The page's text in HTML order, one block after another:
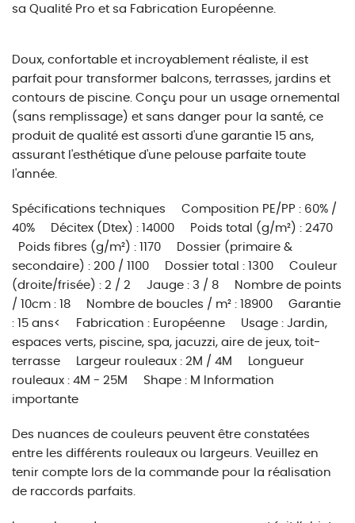
sa Qualité Pro et sa Fabrication Européenne.
Doux, confortable et incroyablement réaliste, il est
parfait pour transformer balcons, terrasses, jardins et
contours de piscine. Conçu pour un usage ornemental
(sans remplissage) et sans danger pour la santé, ce
produit de qualité est assorti d'une garantie 15 ans,
assurant l'esthétique d'une pelouse parfaite toute
l'année.
Spécifications techniques Composition PE/PP : 60% /
40% Décitex (Dtex) : 14000 Poids total (g/m²) : 2470
Poids fibres (g/m²) : 1170 Dossier (primaire &
secondaire) : 200 / 1100 Dossier total : 1300 Couleur
(droite/frisée) : 2 / 2 Jauge : 3 / 8 Nombre de points
/ 10cm : 18 Nombre de boucles / m² : 18900 Garantie
: 15 ans< Fabrication : Européenne Usage : Jardin,
espaces verts, piscine, spa, jacuzzi, aire de jeux, toit-
terrasse Largeur rouleaux : 2M / 4M Longueur
rouleaux : 4M - 25M Shape : M Information
importante
Des nuances de couleurs peuvent être constatées
entre les différents rouleaux ou largeurs. Veuillez en
tenir compte lors de la commande pour la réalisation
de raccords parfaits.